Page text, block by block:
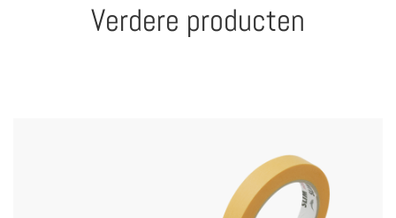
Verdere producten